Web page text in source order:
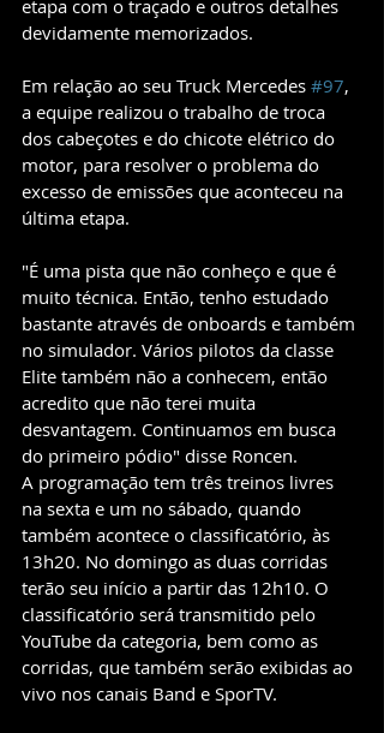
etapa com o traçado e outros detalhes
devidamente memorizados.
Em relação ao seu Truck Mercedes #97,
a equipe realizou o trabalho de troca
dos cabeçotes e do chicote elétrico do
motor, para resolver o problema do
excesso de emissões que aconteceu na
última etapa.
"É uma pista que não conheço e que é
muito técnica. Então, tenho estudado
bastante através de onboards e também
no simulador. Vários pilotos da classe
Elite também não a conhecem, então
acredito que não terei muita
desvantagem. Continuamos em busca
do primeiro pódio" disse Roncen.
A programação tem três treinos livres
na sexta e um no sábado, quando
também acontece o classificatório, às
13h20. No domingo as duas corridas
terão seu início a partir das 12h10. O
classificatório será transmitido pelo
YouTube da categoria, bem como as
corridas, que também serão exibidas ao
vivo nos canais Band e SporTV.